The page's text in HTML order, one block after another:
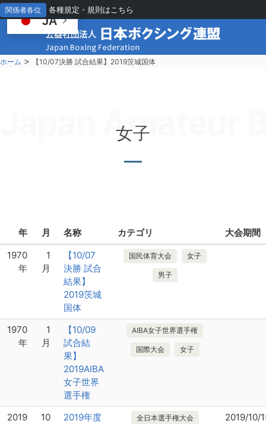
関係者各位 各種規定・規則はこちら
ホーム > 【10/07決勝 試合結果】2019茨城国体
Japan Amateur
女子
年 月 名称 カテゴリ
大会期間
1970
年
1
月
【10/07
決勝 試合
結果】
2019茨城
国体
国民体育大会 女子
男子
1970
年
1
月
【10/09
試合結
果】
2019AIBA
女子世界
選手権
AIBA女子世界選手権
国際大会 女子
2019
10
2019年度
全日本選手権大会
2019/10/
JA